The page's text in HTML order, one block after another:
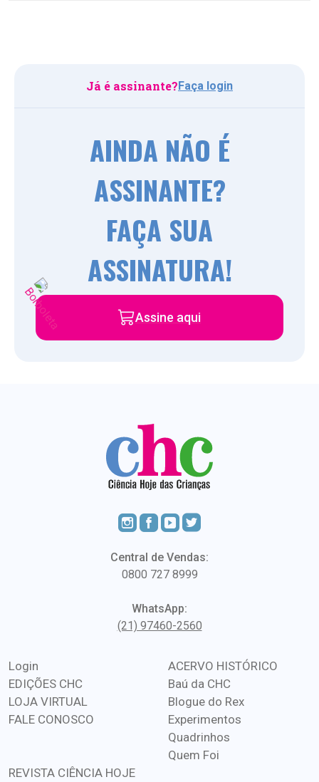
Já é assinante?Faça login
AINDA NÃO É
ASSINANTE?
FAÇA SUA
ASSINATURA!
Assine aqui
Central de Vendas:
0800 727 8999
WhatsApp:
(21) 97460-2560
Login
EDIÇÕES CHC
LOJA VIRTUAL
FALE CONOSCO
ACERVO HISTÓRICO
Baú da CHC
Blogue do Rex
Experimentos
Quadrinhos
Quem Foi
REVISTA CIÊNCIA HOJE